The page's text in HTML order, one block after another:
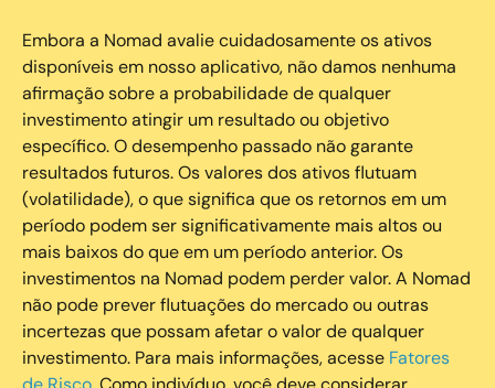
Embora a Nomad avalie cuidadosamente os ativos
disponíveis em nosso aplicativo, não damos nenhuma
afirmação sobre a probabilidade de qualquer
investimento atingir um resultado ou objetivo
específico. O desempenho passado não garante
resultados futuros. Os valores dos ativos flutuam
(volatilidade), o que significa que os retornos em um
período podem ser significativamente mais altos ou
mais baixos do que em um período anterior. Os
investimentos na Nomad podem perder valor. A Nomad
não pode prever flutuações do mercado ou outras
incertezas que possam afetar o valor de qualquer
investimento. Para mais informações, acesse Fatores